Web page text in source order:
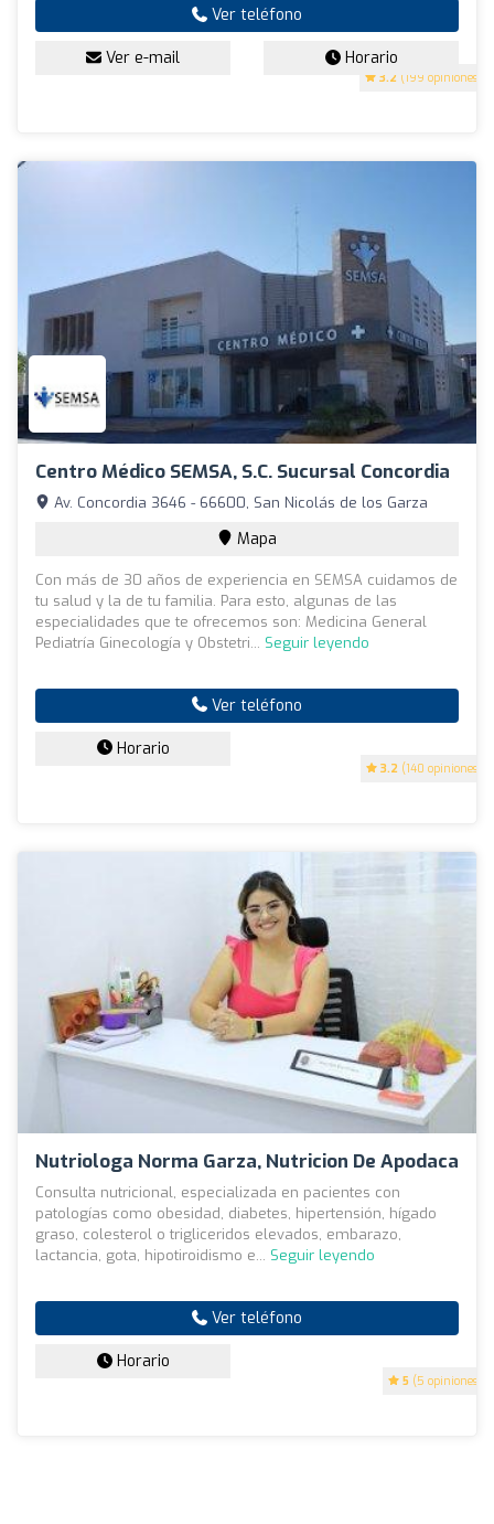
3.2 (199 opiniones)
Ver teléfono
Ver e-mail Horario
Centro Médico SEMSA, S.C. Sucursal Concordia
3.2 (140 opiniones)
Av. Concordia 3646 - 66600, San Nicolás de los Garza
Mapa
Con más de 30 años de experiencia en SEMSA cuidamos de
tu salud y la de tu familia. Para esto, algunas de las
especialidades que te ofrecemos son: Medicina General
Pediatría Ginecología y Obstetri... Seguir leyendo
Ver teléfono
Horario
Nutriologa Norma Garza, Nutricion De Apodaca
5 (5 opiniones)
Consulta nutricional, especializada en pacientes con
patologías como obesidad, diabetes, hipertensión, hígado
graso, colesterol o trigliceridos elevados, embarazo,
lactancia, gota, hipotiroidismo e... Seguir leyendo
Ver teléfono
Horario